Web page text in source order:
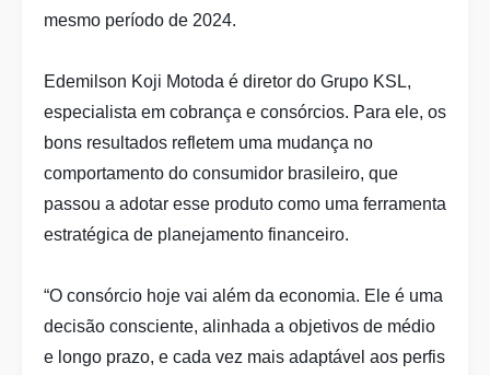
mesmo período de 2024.
Edemilson Koji Motoda é diretor do Grupo KSL,
especialista em cobrança e consórcios. Para ele, os
bons resultados refletem uma mudança no
comportamento do consumidor brasileiro, que
passou a adotar esse produto como uma ferramenta
estratégica de planejamento financeiro.
“O consórcio hoje vai além da economia. Ele é uma
decisão consciente, alinhada a objetivos de médio
e longo prazo, e cada vez mais adaptável aos perfis